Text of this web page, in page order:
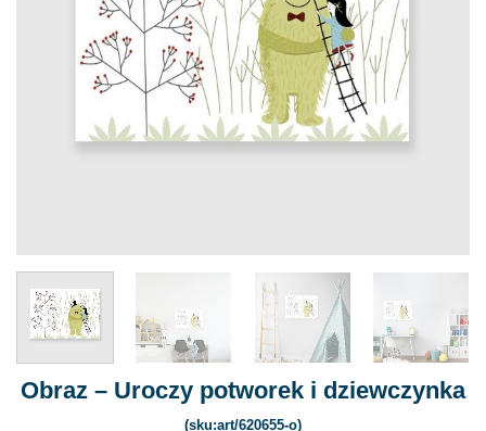
Obraz – Uroczy potworek i dziewczynka
(sku:art/620655-o)